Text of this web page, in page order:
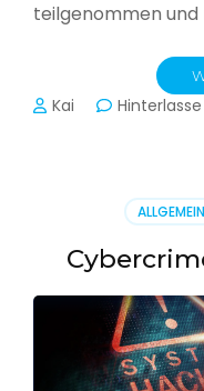
teilgenommen und
Kai
ALLGEMEIN